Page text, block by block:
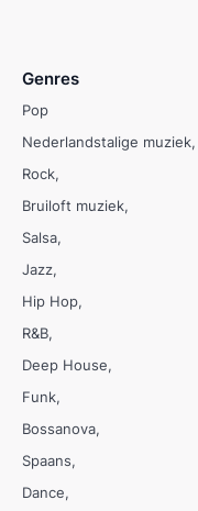
Genres
Pop
Nederlandstalige muziek
Rock
Bruiloft muziek
Salsa
Jazz
Hip Hop
R&B
Deep House
Funk
Bossanova
Spaans
Dance